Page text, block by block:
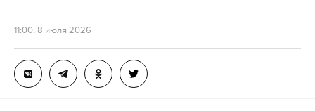
11:00, 8 июля 2026